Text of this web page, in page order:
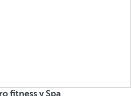
fitness y Spa